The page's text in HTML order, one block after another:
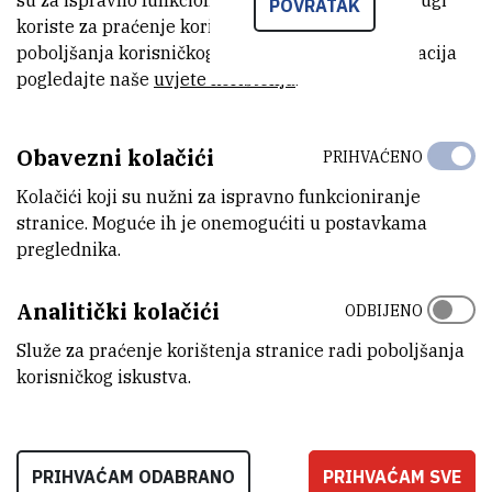
radove objavljene od strane zaposlenika Instituta u 2017. godini,
kao i posebna priznanja zaslužnim znanstvenicima Instituta i
posebna priznanja za popularizaciju znanosti.
PRIOPCENJE-Dodijeljene-godisnje-
radove-zaposlenika-IRB-a.pdf
POVRATAK
koriste za praćenje korištenja stranice radi
poboljšanja korisničkog iskustva. Za više informacija
pogledajte naše uvjete korištenja.
Obavezni kolačići
Kolačići koji su nužni za ispravno funkcioniranje
stranice. Moguće ih je onemogućiti u postavkama
preglednika.
PRIHVAĆENO
Analitički kolačići
Služe za praćenje korištenja stranice radi poboljšanja
korisničkog iskustva.
ODBIJENO
PRIHVAĆAM ODABRANO PRIHVAĆAM SVE